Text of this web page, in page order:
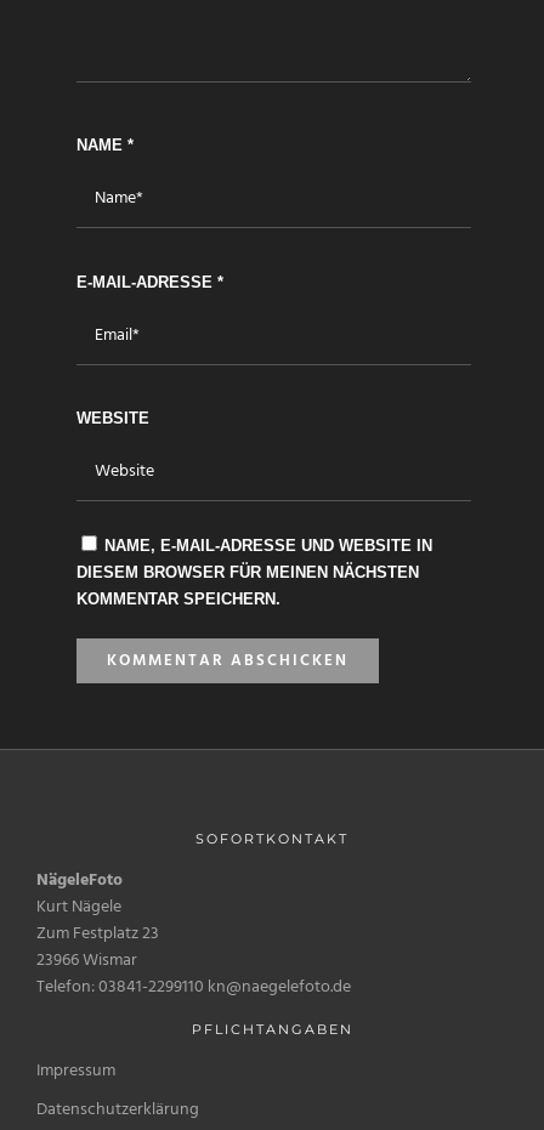
NAME *
E-MAIL-ADRESSE *
WEBSITE
NAME, E-MAIL-ADRESSE UND WEBSITE IN
DIESEM BROWSER FÜR MEINEN NÄCHSTEN
KOMMENTAR SPEICHERN.
SOFORTKONTAKT
NägeleFoto
Kurt Nägele
Zum Festplatz 23
23966 Wismar
Telefon: 03841-2299110 kn@naegelefoto.de
PFLICHTANGABEN
Impressum
Datenschutzerklärung